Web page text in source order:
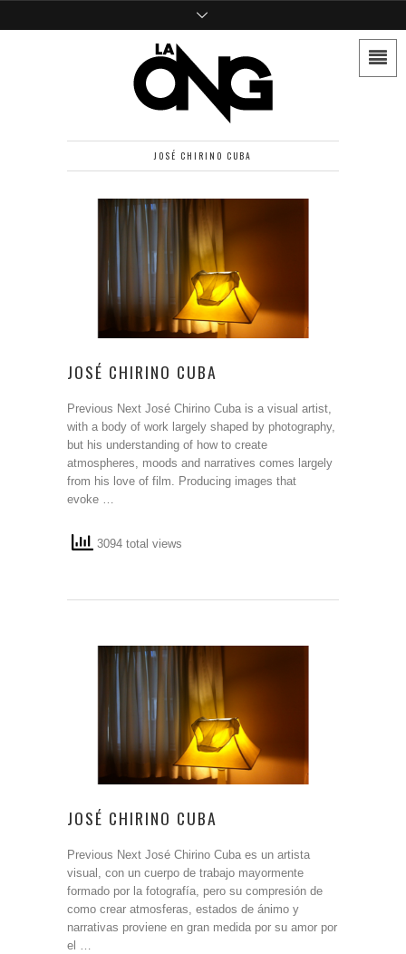
JOSÉ CHIRINO CUBA
JOSÉ CHIRINO CUBA
Previous Next José Chirino Cuba is a visual artist,
with a body of work largely shaped by photography,
but his understanding of how to create
atmospheres, moods and narratives comes largely
from his love of film. Producing images that
evoke …
3094 total views
JOSÉ CHIRINO CUBA
Previous Next José Chirino Cuba es un artista
visual, con un cuerpo de trabajo mayormente
formado por la fotografía, pero su compresión de
como crear atmosferas, estados de ánimo y
narrativas proviene en gran medida por su amor por
el …